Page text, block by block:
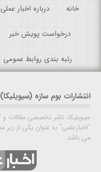
خانه درباره اخبار عملی
درخواست پویش خبر
رتبه بندی روابط عمومی
انتشارات بوم سازه (سیویلیکا)
سیویلیکا، ناشر تخصصی مقالات
"اخبارعلمی" به عنوان یکی از
می باشد.